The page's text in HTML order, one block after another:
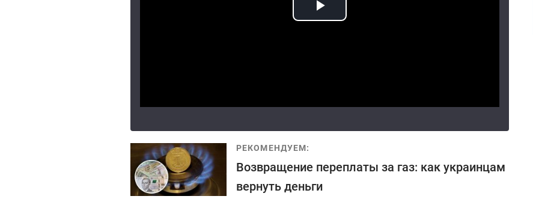
РЕКОМЕНДУЕМ:
Возвращение переплаты за газ: как украинцам
вернуть деньги